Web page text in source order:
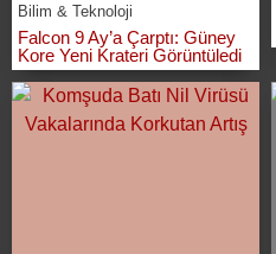
Bilim & Teknoloji
Falcon 9 Ay’a Çarptı: Güney
Kore Yeni Krateri Görüntüledi